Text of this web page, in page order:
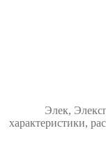
Элек,
характеристики,